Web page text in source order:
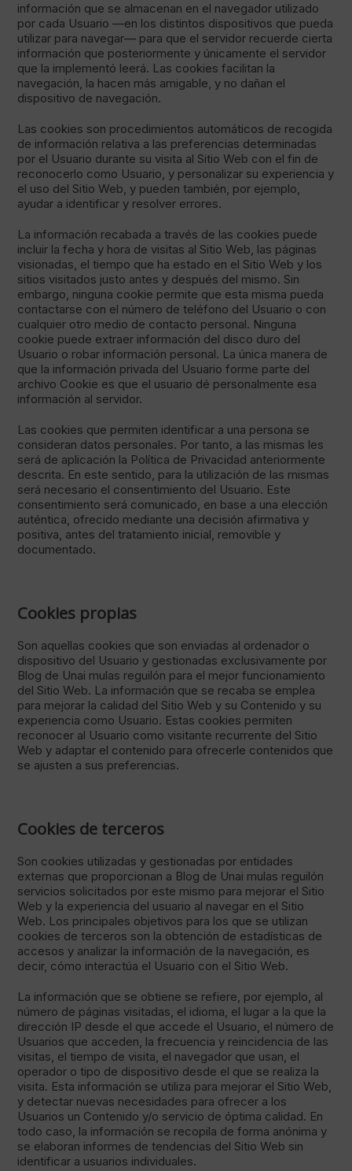
información que se almacenan en el navegador utilizado
por cada Usuario —en los distintos dispositivos que pueda
utilizar para navegar— para que el servidor recuerde cierta
información que posteriormente y únicamente el servidor
que la implementó leerá. Las cookies facilitan la
navegación, la hacen más amigable, y no dañan el
dispositivo de navegación.
Las cookies son procedimientos automáticos de recogida
de información relativa a las preferencias determinadas
por el Usuario durante su visita al Sitio Web con el fin de
reconocerlo como Usuario, y personalizar su experiencia y
el uso del Sitio Web, y pueden también, por ejemplo,
ayudar a identificar y resolver errores.
La información recabada a través de las cookies puede
incluir la fecha y hora de visitas al Sitio Web, las páginas
visionadas, el tiempo que ha estado en el Sitio Web y los
sitios visitados justo antes y después del mismo. Sin
embargo, ninguna cookie permite que esta misma pueda
contactarse con el número de teléfono del Usuario o con
cualquier otro medio de contacto personal. Ninguna
cookie puede extraer información del disco duro del
Usuario o robar información personal. La única manera de
que la información privada del Usuario forme parte del
archivo Cookie es que el usuario dé personalmente esa
información al servidor.
Las cookies que permiten identificar a una persona se
consideran datos personales. Por tanto, a las mismas les
será de aplicación la Política de Privacidad anteriormente
descrita. En este sentido, para la utilización de las mismas
será necesario el consentimiento del Usuario. Este
consentimiento será comunicado, en base a una elección
auténtica, ofrecido mediante una decisión afirmativa y
positiva, antes del tratamiento inicial, removible y
documentado.
Cookies propias
Son aquellas cookies que son enviadas al ordenador o
dispositivo del Usuario y gestionadas exclusivamente por
Blog de Unai mulas reguilón para el mejor funcionamiento
del Sitio Web. La información que se recaba se emplea
para mejorar la calidad del Sitio Web y su Contenido y su
experiencia como Usuario. Estas cookies permiten
reconocer al Usuario como visitante recurrente del Sitio
Web y adaptar el contenido para ofrecerle contenidos que
se ajusten a sus preferencias.
Cookies de terceros
Son cookies utilizadas y gestionadas por entidades
externas que proporcionan a Blog de Unai mulas reguilón
servicios solicitados por este mismo para mejorar el Sitio
Web y la experiencia del usuario al navegar en el Sitio
Web. Los principales objetivos para los que se utilizan
cookies de terceros son la obtención de estadísticas de
accesos y analizar la información de la navegación, es
decir, cómo interactúa el Usuario con el Sitio Web.
La información que se obtiene se refiere, por ejemplo, al
número de páginas visitadas, el idioma, el lugar a la que la
dirección IP desde el que accede el Usuario, el número de
Usuarios que acceden, la frecuencia y reincidencia de las
visitas, el tiempo de visita, el navegador que usan, el
operador o tipo de dispositivo desde el que se realiza la
visita. Esta información se utiliza para mejorar el Sitio Web,
y detectar nuevas necesidades para ofrecer a los
Usuarios un Contenido y/o servicio de óptima calidad. En
todo caso, la información se recopila de forma anónima y
se elaboran informes de tendencias del Sitio Web sin
identificar a usuarios individuales.